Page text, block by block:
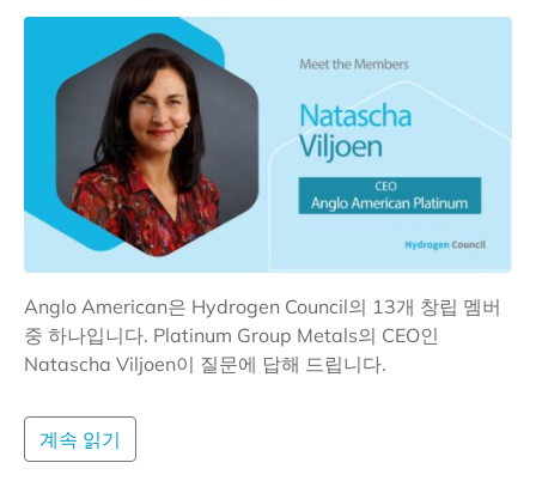
Anglo American은 Hydrogen Council의 13개 창립 멤버
중 하나입니다. Platinum Group Metals의 CEO인
Natascha Viljoen이 질문에 답해 드립니다.
계속 읽기